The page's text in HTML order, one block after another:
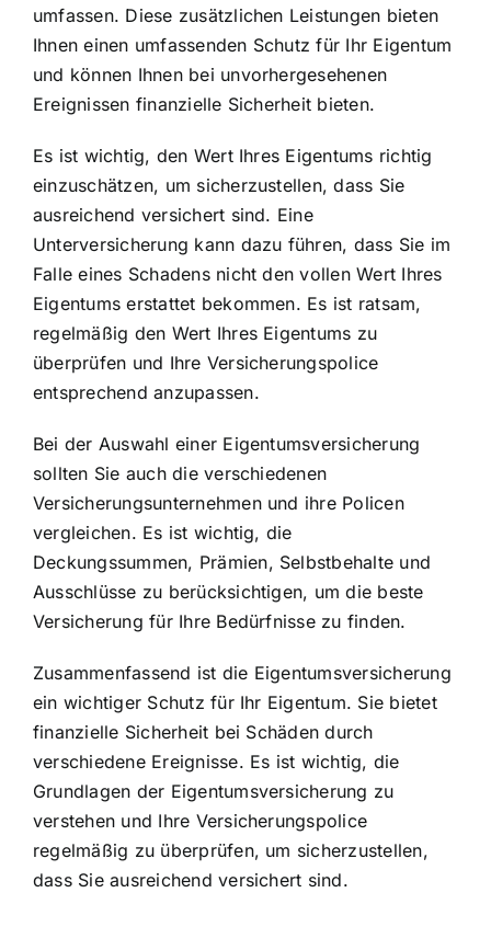
umfassen. Diese zusätzlichen Leistungen bieten
Ihnen einen umfassenden Schutz für Ihr Eigentum
und können Ihnen bei unvorhergesehenen
Ereignissen finanzielle Sicherheit bieten.
Es ist wichtig, den Wert Ihres Eigentums richtig
einzuschätzen, um sicherzustellen, dass Sie
ausreichend versichert sind. Eine
Unterversicherung kann dazu führen, dass Sie im
Falle eines Schadens nicht den vollen Wert Ihres
Eigentums erstattet bekommen. Es ist ratsam,
regelmäßig den Wert Ihres Eigentums zu
überprüfen und Ihre Versicherungspolice
entsprechend anzupassen.
Bei der Auswahl einer Eigentumsversicherung
sollten Sie auch die verschiedenen
Versicherungsunternehmen und ihre Policen
vergleichen. Es ist wichtig, die
Deckungssummen, Prämien, Selbstbehalte und
Ausschlüsse zu berücksichtigen, um die beste
Versicherung für Ihre Bedürfnisse zu finden.
Zusammenfassend ist die Eigentumsversicherung
ein wichtiger Schutz für Ihr Eigentum. Sie bietet
finanzielle Sicherheit bei Schäden durch
verschiedene Ereignisse. Es ist wichtig, die
Grundlagen der Eigentumsversicherung zu
verstehen und Ihre Versicherungspolice
regelmäßig zu überprüfen, um sicherzustellen,
dass Sie ausreichend versichert sind.